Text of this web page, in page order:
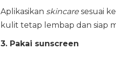
Aplikasikan skincaresesuai
kulit tetap lembap dan siap
3. Pakai sunscreen